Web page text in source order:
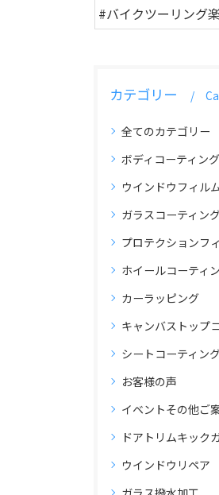
#バイクツーリング
カテゴリー
全てのカテゴリー
ボディコーティング
ウインドウフィル
ガラスコーティン
プロテクションフ
ホイールコーティ
カーラッピング
キャンバストップ
シートコーティン
お客様の声
イベントその他ご
ドアトリムキック
ウインドウリペア